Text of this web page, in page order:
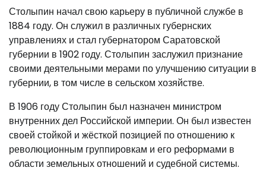
Столыпин начал свою карьеру в публичной службе в
1884 году. Он служил в различных губернских
управлениях и стал губернатором Саратовской
губернии в 1902 году. Столыпин заслужил признание
своими деятельными мерами по улучшению ситуации в
губернии, в том числе в сельском хозяйстве.
В 1906 году Столыпин был назначен министром
внутренних дел Российской империи. Он был известен
своей стойкой и жёсткой позицией по отношению к
революционным группировкам и его реформами в
области земельных отношений и судебной системы.